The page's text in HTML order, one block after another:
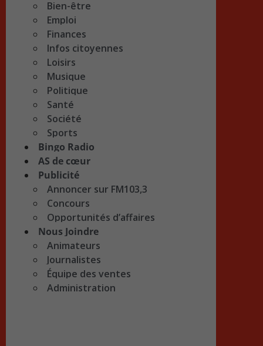
Bien-être
Emploi
Finances
Infos citoyennes
Loisirs
Musique
Politique
Santé
Société
Sports
Bingo Radio
AS de cœur
Publicité
Annoncer sur FM103,3
Concours
Opportunités d’affaires
Nous Joindre
Animateurs
Journalistes
Équipe des ventes
Administration